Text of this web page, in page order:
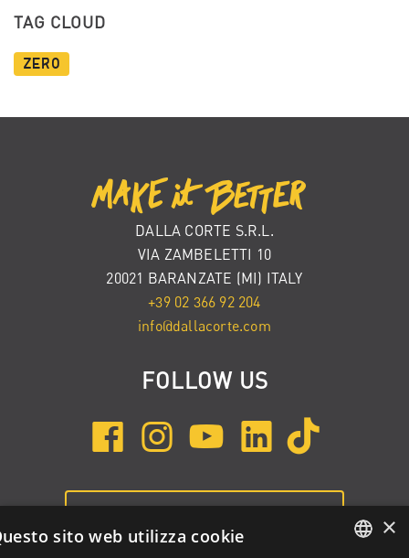
TAG CLOUD
Zero
DALLA CORTE S.R.L.
VIA ZAMBELETTI 10
20021 BARANZATE (MI) ITALY
+39 02 366 92 204
info@dallacorte.com
FOLLOW US
×
sito web utilizza cookie